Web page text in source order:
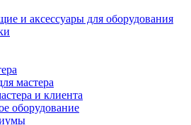
и аксессуары для оборудования
мастера
и клиента
оборудование